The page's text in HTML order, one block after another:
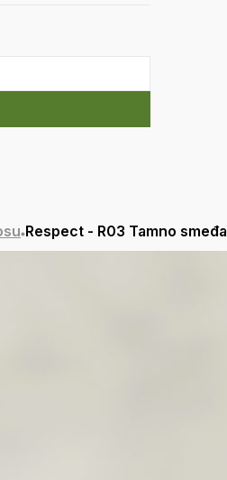
Respect - R03 Tamno smeđa